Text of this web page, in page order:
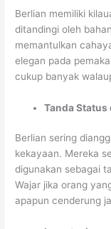
Berlian memiliki
ditandingi oleh
memantulkan
elegan pada
cukup banyak
Tanda Status
Berlian sering
kekayaan. Mereka
digunakan sebagai
Wajar jika orang
apapun cenderung